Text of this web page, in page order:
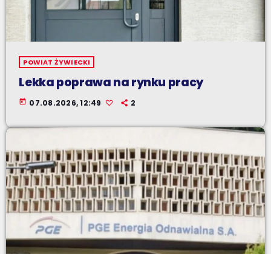
POWIAT ŻYWIECKI
Lekka poprawa na rynku pracy
today 07.08.2026, 12:49 2